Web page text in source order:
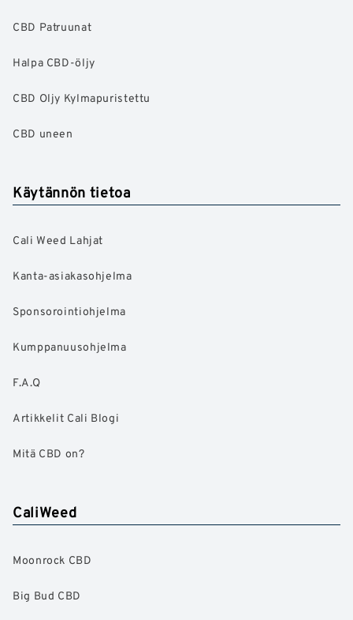
CBD Patruunat
Halpa CBD-öljy
CBD Oljy Kylmapuristettu
CBD uneen
Käytännön tietoa
Cali Weed Lahjat
Kanta-asiakasohjelma
Sponsorointiohjelma
Kumppanuusohjelma
F.A.Q
Artikkelit Cali Blogi
Mitä CBD on?
CaliWeed
Moonrock CBD
Big Bud CBD